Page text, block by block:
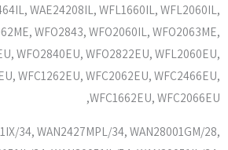
WAE24208IL, WFL1660IL, WFL2060IL,
WFO2843, WFO2060IL, WFO2063ME,
WFO2840EU, WFO2822EU, WFL2060EU,
WFC1262EU, WFC2062EU, WFC2466EU,
WFC1662EU, WFC2066EU,
34, WAN2427MPL/34, WAN28001GM/28,